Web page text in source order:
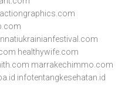
healthywife.com
marrakechimmo.com
infotentangkesehatan.id